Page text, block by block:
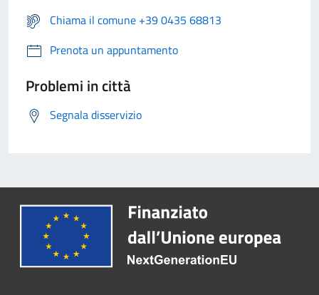
Chiama il comune +39 0435 68813
Prenota un appuntamento
Problemi in città
Segnala disservizio